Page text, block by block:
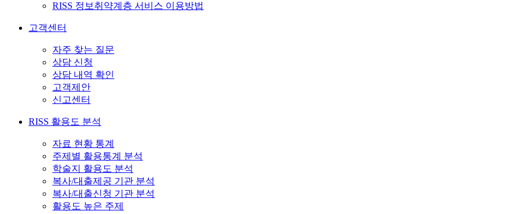
RISS 정보취약계층 서비스 이용방법
고객센터
자주 찾는 질문
상담 신청
상담 내역 확인
고객제안
신고센터
RISS 활용도 분석
자료 현황 통계
주제별 활용통계 분석
학술지 활용도 분석
복사/대출제공 기관 분석
복사/대출신청 기관 분석
활용도 높은 주제